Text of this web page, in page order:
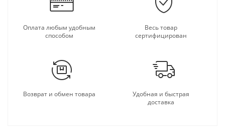
Оплата любым удобным
способом
Весь товар
сертифицирован
Возврат и обмен товара
Удобная и быстрая
доставка